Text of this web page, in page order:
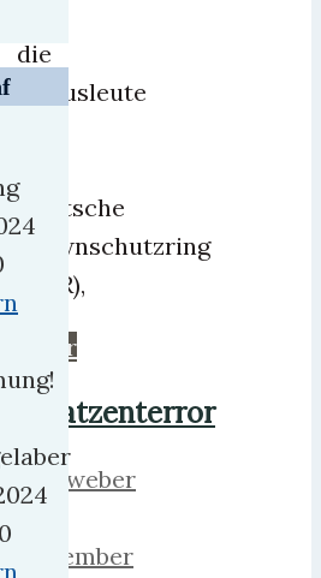
die
Zirkusleute
Deutsche
Clownschutzring
(DCR),
mehr
Katzenterror
herrweber
November